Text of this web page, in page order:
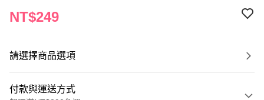
NT$249
請選擇商品選項
付款與運送方式